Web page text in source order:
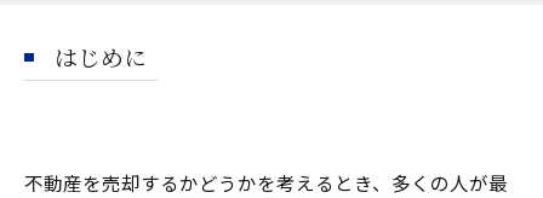
はじめに
不動産を売却するかどうかを考えるとき、多くの人が最